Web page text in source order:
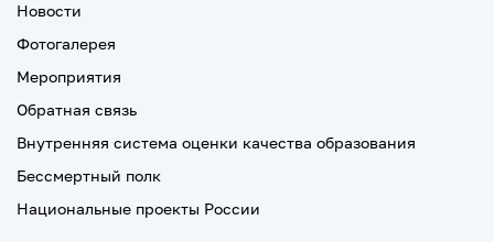
Новости
Фотогалерея
Мероприятия
Обратная связь
Внутренняя система оценки качества образования
Бессмертный полк
Национальные проекты России